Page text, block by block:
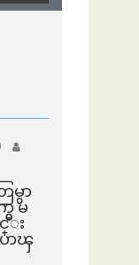
မွာ
မ
း
ာၾ